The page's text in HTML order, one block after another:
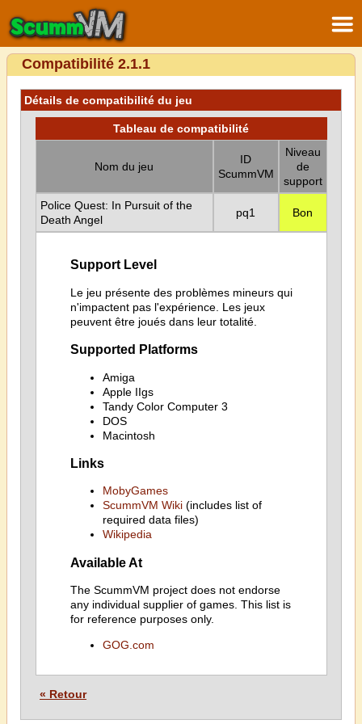
Compatibilité 2.1.1
Détails de compatibilité du jeu
Tableau de compatibilité
Nom du jeu
ID
ScummVM
Niveau
de
support
Police Quest: In Pursuit of the
Death Angel
pq1 Bon
Support Level
Le jeu présente des problèmes mineurs qui
n'impactent pas l'expérience. Les jeux
peuvent être joués dans leur totalité.
Supported Platforms
Amiga
Apple IIgs
Tandy Color Computer 3
DOS
Macintosh
Links
MobyGames
ScummVM Wiki(includes list of
required data files)
Wikipedia
Available At
The ScummVM project does not endorse
any individual supplier of games. This list is
for reference purposes only.
GOG.com
« Retour